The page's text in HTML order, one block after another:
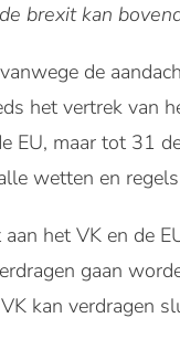
brexit kan
de
het vertrek van
EU, maar tot 31
wetten en
het VK en de
gaan
kan verdragen